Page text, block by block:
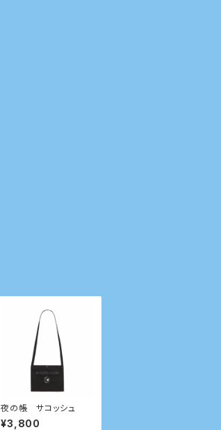
夜の帳 サコッシュ
¥3,800